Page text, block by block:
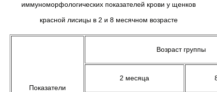
иммуноморфологических показателей крови у щенков
красной лисицы в 2 и 8 месячном возрасте
Показатели
Возраст группы
2 месяца